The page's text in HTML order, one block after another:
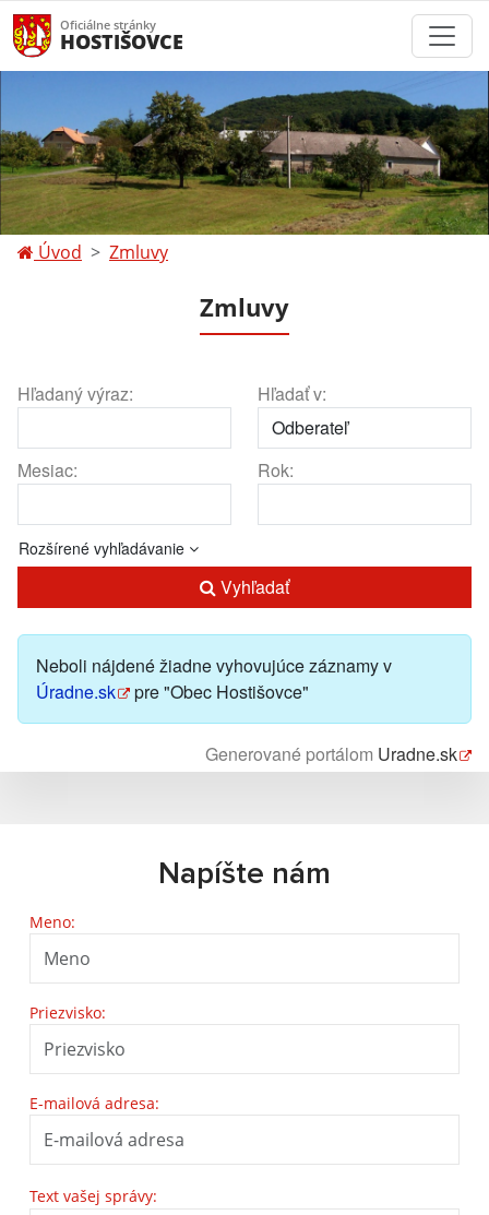
Oficiálne stránky
HOSTIŠOVCE
Úvod Zmluvy
Zmluvy
Hľadaný výraz: Hľadať v:
Mesiac: Rok:
Rozšírené vyhľadávanie
Vyhľadať
Neboli nájdené žiadne vyhovujúce záznamy v
Úradne.sk
pre "Obec Hostišovce"
Generované portálom Uradne.sk
Napíšte nám
Meno:
Priezvisko:
E-mailová adresa:
Text vašej správy: